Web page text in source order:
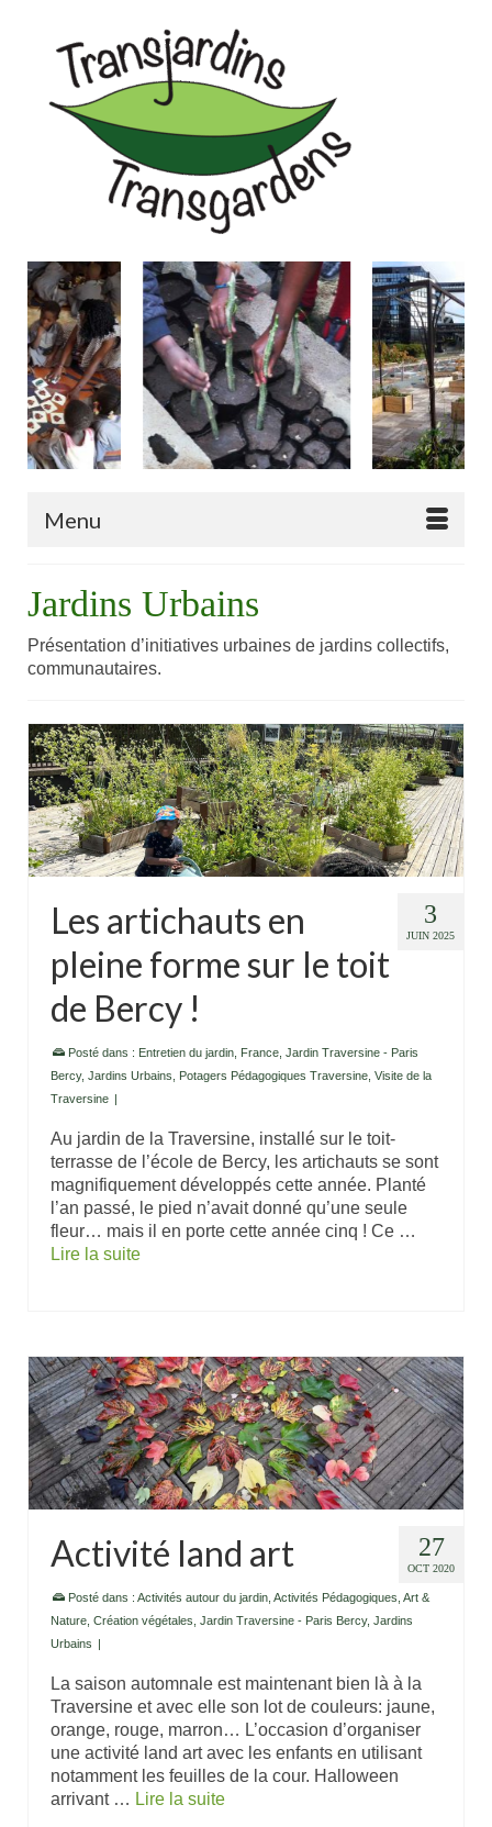
Menu
Jardins Urbains
Présentation d’initiatives urbaines de jardins collectifs,
communautaires.
3
JUIN 2025
Les artichauts en
pleine forme sur le toit
de Bercy !
Posté dans : Entretien du jardin France Jardin Traversine - Paris
Bercy, Jardins Urbains Potagers Pédagogiques Traversine Visite de la
Traversine |
Au jardin de la Traversine, installé sur le toit-
terrasse de l’école de Bercy, les artichauts se sont
magnifiquement développés cette année. Planté
l’an passé, le pied n’avait donné qu’une seule
fleur… mais il en porte cette année cinq ! Ce …
Lire la suite
27
OCT 2020
Activité land art
Posté dans : Activités autour du jardin Activités Pédagogiques Art &
Nature Création végétales Jardin Traversine - Paris Bercy, Jardins
Urbains |
La saison automnale est maintenant bien là à la
Traversine et avec elle son lot de couleurs: jaune,
orange, rouge, marron… L’occasion d’organiser
une activité land art avec les enfants en utilisant
notamment les feuilles de la cour. Halloween
arrivant … Lire la suite